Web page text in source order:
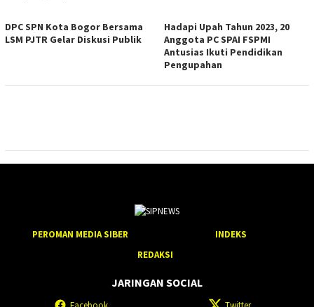
DPC SPN Kota Bogor Bersama
LSM PJTR Gelar Diskusi Publik
Hadapi Upah Tahun 2023, 20
Anggota PC SPAI FSPMI
Antusias Ikuti Pendidikan
Pengupahan
PEROMAN MEDIA SIBER
INDEKS
REDAKSI
JARINGAN SOCIAL